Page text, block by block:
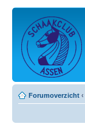
Forumoverzicht ‹